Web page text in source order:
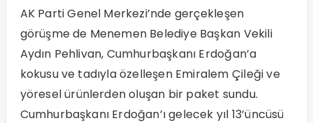
AK Parti Genel Merkezi’nde gerçekleşen
görüşme de Menemen Belediye Başkan Vekili
Aydın Pehlivan, Cumhurbaşkanı Erdoğan’a
kokusu ve tadıyla özelleşen Emiralem Çileği ve
yöresel ürünlerden oluşan bir paket sundu.
Cumhurbaşkanı Erdoğan’ı gelecek yıl 13’üncüsü